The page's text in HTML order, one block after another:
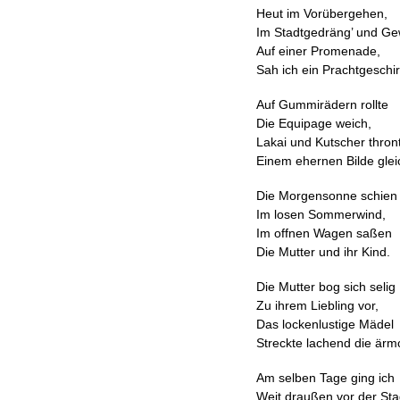
Heut im Vorübergehen,
Im Stadtgedräng’ und
Auf einer Promenade,
Sah ich ein
Auf Gummirädern rollte
Die Equipage weich,
Lakai und Kutscher
Einem ehernen Bilde
Die Morgensonne
Im losen Sommerwind,
Im offnen Wagen saßen
Die Mutter und ihr Kind.
Die Mutter bog sich selig
Zu ihrem Liebling vor,
Das lockenlustige Mädel
Streckte lachend die
Am selben Tage ging ich
Weit draußen vor der